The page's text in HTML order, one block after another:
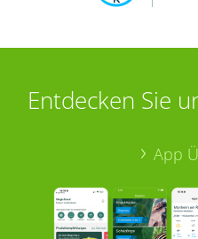
Entdecken Sie
App